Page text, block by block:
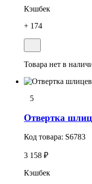
Кэшбек
+ 174
Товара нет в
5
Отвертка
Код товара: S6783
3 158 ₽
Кэшбек